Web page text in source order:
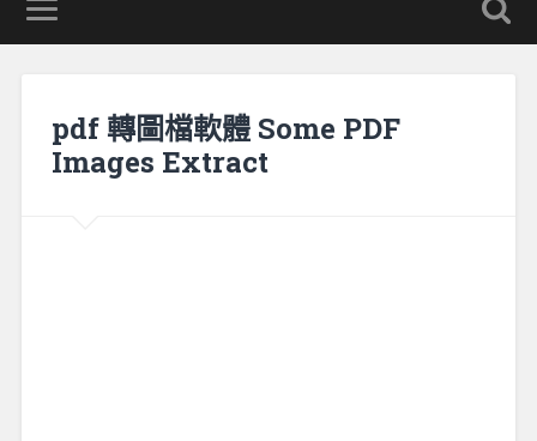
pdf 轉圖檔軟體 Some PDF
Images Extract